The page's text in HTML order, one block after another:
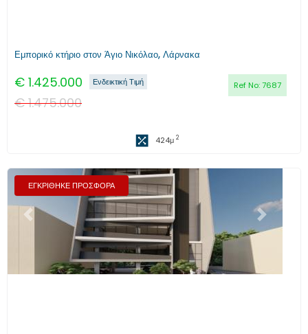
Εμπορικό κτήριο στον Άγιο Νικόλαο, Λάρνακα
€ 1.425.000 Ref No:7687
Ενδεικτική Τιμή
€1.475.000
424μ 2
ΕΓΚΡΙΘΗΚΕ ΠΡΟΣΦΟΡΑ
Προηγούμενο Επόμενο